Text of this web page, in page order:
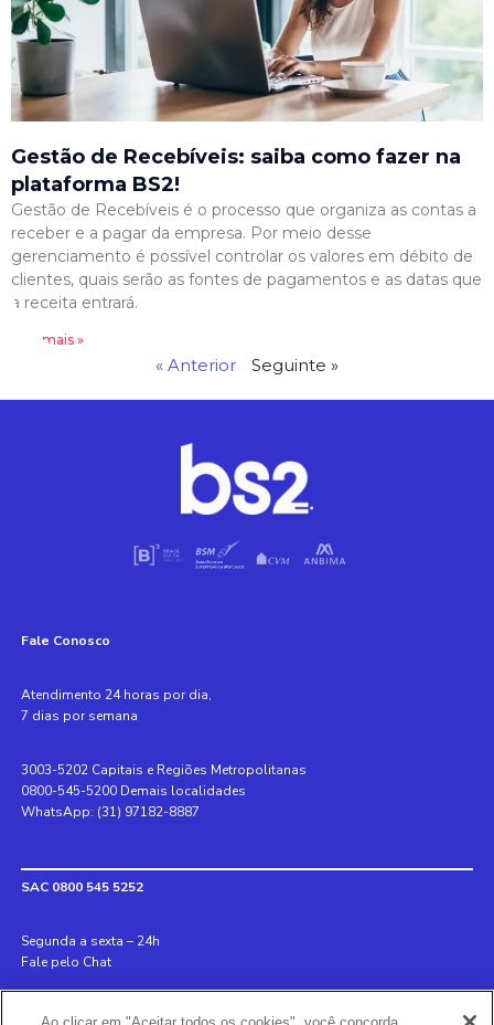
Gestão de Recebíveis: saiba como fazer na
plataforma BS2!
Gestão de Recebíveis é o processo que organiza as contas a
receber e a pagar da empresa. Por meio desse
gerenciamento é possível controlar os valores em débito de
clientes, quais serão as fontes de pagamentos e as datas que
a receita entrará.
Leia mais »
« Anterior Seguinte »
Fale Conosco
Atendimento 24 horas por dia,
7 dias por semana
3003-5202 Capitais e Regiões Metropolitanas
0800-545-5200 Demais localidades
WhatsApp: (31) 97182-8887
SAC 0800 545 5252
Segunda a sexta – 24h
Fale pelo Chat
Internacional +55 31 3078 8152